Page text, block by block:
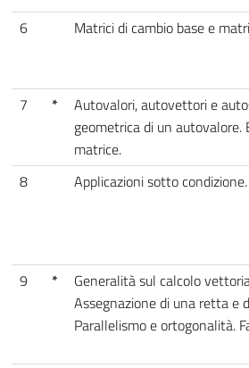
6
Matrici di cambio base e
7
*
Autovalori, autovettori e
geometrica di un autovalore.
matrice.
8
Applicazioni sotto
9
*
Generalità sul calcolo
Assegnazione di una retta e
Parallelismo e ortogonalità.